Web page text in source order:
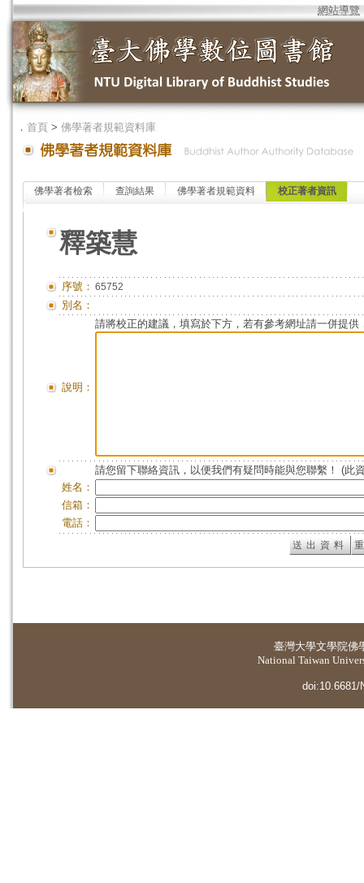
網站導覽
． 首頁 > 佛學著者規範資料庫
佛學著者檢索 查詢結果 佛學著者規範資料 校正著者資訊
釋築慧
序號： 65752
別名：
說明：
請將校正的建議，填寫於下方，若有參考網址請一併提供
請您留下聯絡資訊，以便我們有疑問時能與您聯繫！ (此
姓名：
信箱：
電話：
臺灣大學文學院佛
National Taiwan
doi:10.6681/